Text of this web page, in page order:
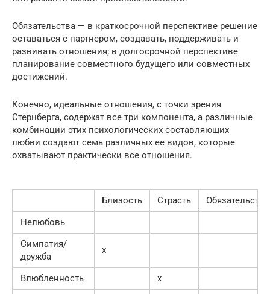
Обязательства — в краткосрочной перспективе решение
оставаться с партнером, создавать, поддерживать и
развивать отношения; в долгосрочной перспективе
планирование совместного будущего или совместных
достижений.
Конечно, идеальные отношения, с точки зрения
Стернберга, содержат все три компонента, а различные
комбинации этих психологических составляющих
любви создают семь различных ее видов, которые
охватывают практически все отношения.
Близость Страсть
Обязательства
Нелюбовь
Симпатия/
дружба
х
Влюбленность
х